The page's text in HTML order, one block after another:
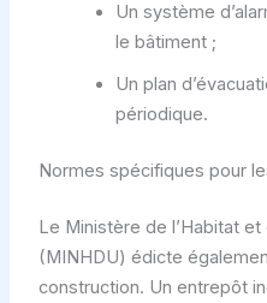
Un système
le bâtiment ;
Un plan
périodique.
Normes spécifiques pour
Le Ministère de l’Habitat
(MINHDU) édicte
construction. Un entrepôt